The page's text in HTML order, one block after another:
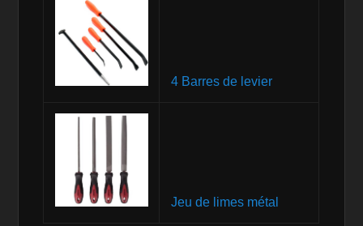
4 Barres de levier
Jeu de limes métal